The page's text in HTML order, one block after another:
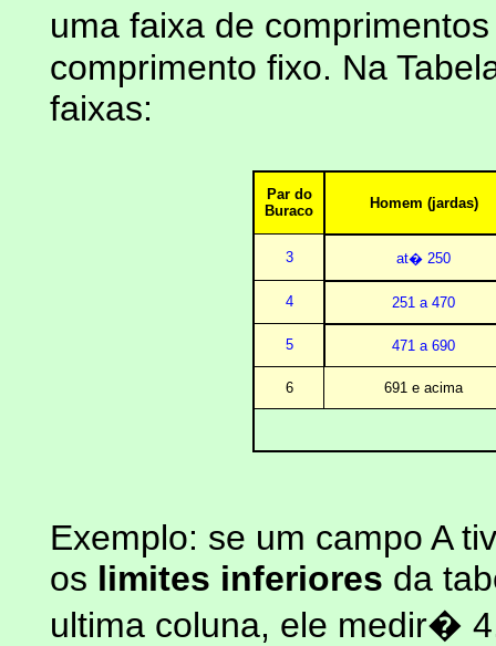
uma faixa de
comprimento fixo. Na
faixas:
Par do
Buraco
Homem (jardas)
3 at� 250
4 251 a 470
5 471 a 690
6 691 e acima
Exemplo: se um campo A
os limites inferiores da
ultima coluna, ele medir�